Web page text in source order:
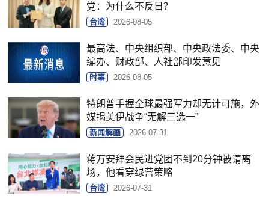
党：为什么不反日？
台湾 2026-08-05
最高法、中央组织部、中央政法委、中央
编办、财政部、人社部印发意见
时事 2026-08-05
特朗普手握全球最强军力却无计可施，外
媒揭美伊战争“无解三选一”
新闻解画 2026-07-31
蒋万安拜会民进党团不到20分钟被请离
场，他看穿绿营策略
台湾 2026-07-31